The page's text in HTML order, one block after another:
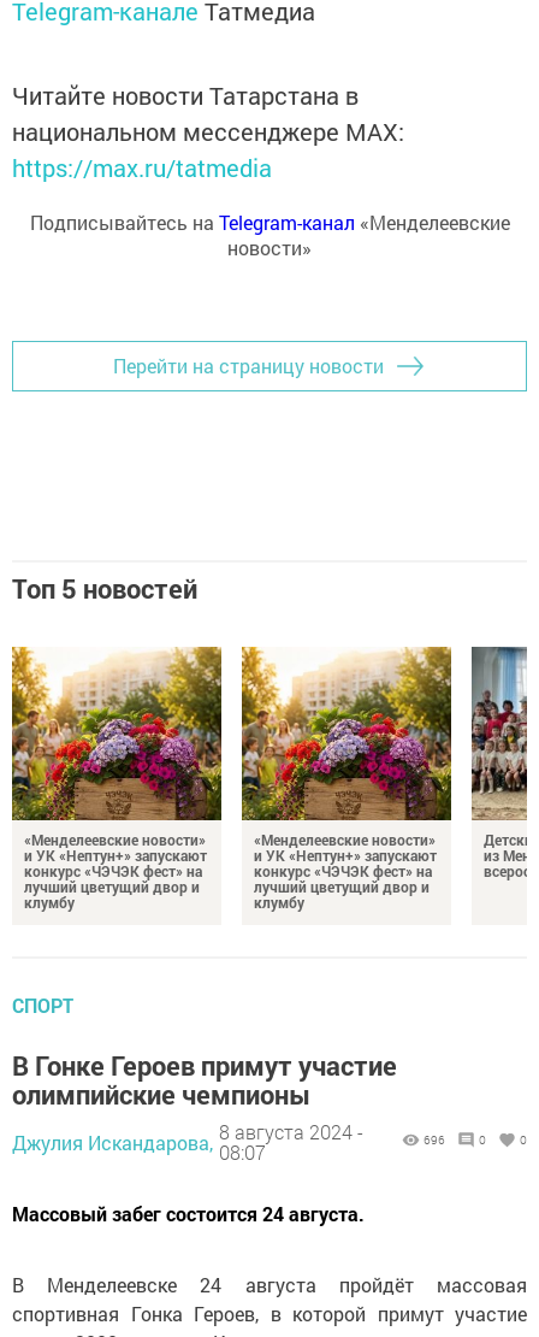
Telegram-канале Татмедиа
Читайте новости Татарстана в
национальном мессенджере MАХ:
https://max.ru/tatmedia
Подписывайтесь на Telegram-канал «Менделеевские
новости»
Перейти на страницу новости
Топ 5 новостей
«Менделеевские новости»
и УК «Нептун+» запускают
конкурс «ЧЭЧЭК фест» на
лучший цветущий двор и
клумбу
«Менделеевские новости»
и УК «Нептун+» запускают
конкурс «ЧЭЧЭК фест» на
лучший цветущий двор и
клумбу
из
СПОРТ
В Гонке Героев примут участие
олимпийские чемпионы
Джулия Искандарова, 8 августа 2024 -
08:07
696 0 0
Массовый забег состоится 24 августа.
В Менделеевске 24 августа пройдёт массовая
спортивная Гонка Героев, в которой примут участие